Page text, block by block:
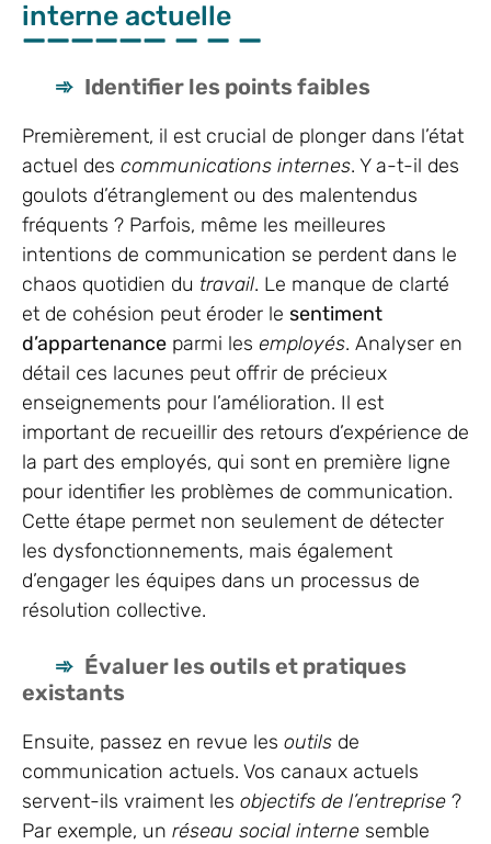
interne actuelle
Identifier les points faibles
Premièrement, il est crucial de plonger dans l’état
actuel des communications internes. Y a-t-il des
goulots d’étranglement ou des malentendus
fréquents ? Parfois, même les meilleures
intentions de communication se perdent dans le
chaos quotidien du travail. Le manque de clarté
et de cohésion peut éroder le sentiment
d’appartenance parmi les employés. Analyser en
détail ces lacunes peut offrir de précieux
enseignements pour l’amélioration. Il est
important de recueillir des retours d’expérience de
la part des employés, qui sont en première ligne
pour identifier les problèmes de communication.
Cette étape permet non seulement de détecter
les dysfonctionnements, mais également
d’engager les équipes dans un processus de
résolution collective.
Évaluer les outils et pratiques
existants
Ensuite, passez en revue les outils de
communication actuels. Vos canaux actuels
servent-ils vraiment les objectifs de l’entreprise ?
Par exemple, un réseau social interne semble